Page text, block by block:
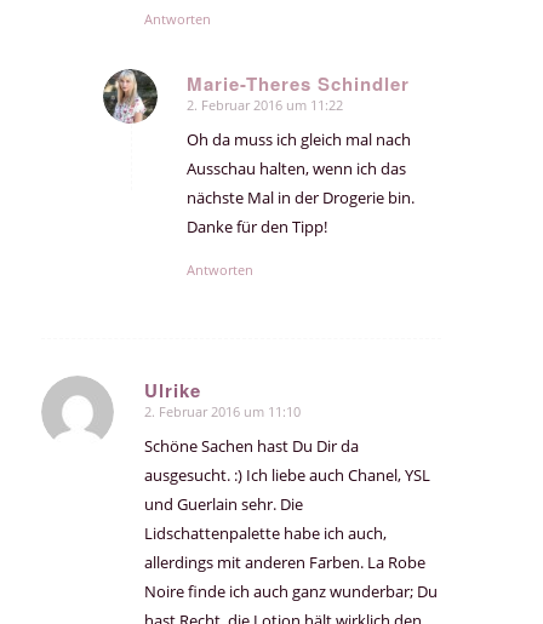
Antworten
Marie-Theres Schindler
sagte:
2. Februar 2016 um 11:22
Oh da muss ich gleich mal nach
Ausschau halten, wenn ich das
nächste Mal in der Drogerie bin.
Danke für den Tipp!
Antworten
Ulrike
sagte:
2. Februar 2016 um 11:10
Schöne Sachen hast Du Dir da
ausgesucht. :) Ich liebe auch Chanel, YSL
und Guerlain sehr. Die
Lidschattenpalette habe ich auch,
allerdings mit anderen Farben. La Robe
Noire finde ich auch ganz wunderbar; Du